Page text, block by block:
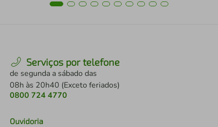
Serviços por telefone
de segunda a sábado das
08h às 20h40 (Exceto feriados)
0800 724 4770
Ouvidoria